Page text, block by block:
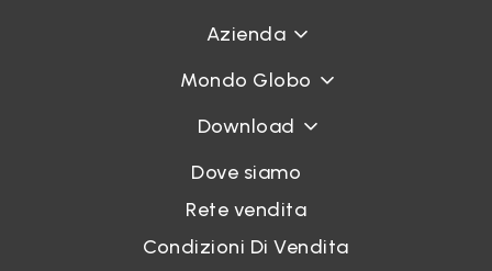
Azienda
Mondo Globo
Download
Dove siamo
Rete vendita
Condizioni Di Vendita